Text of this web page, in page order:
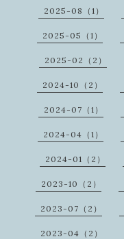
2025-08（1）
2025-05（1）
2025-02（2）
2024-10（2）
2024-07（1）
2024-04（1）
2024-01（2）
2023-10（2）
2023-07（2）
2023-04（2）